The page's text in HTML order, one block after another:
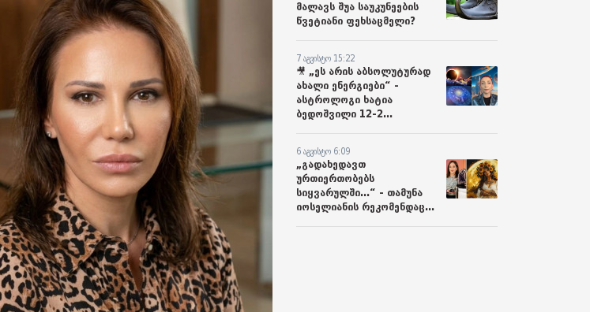
მალავს შუა საუკუნეების
წვეტიანი ფეხსაცმელი?
7 აგვისტო 15:22
🎥 „ეს არის აბსოლუტურად
ახალი ენერგიები“ -
ასტროლოგი ხატია
ბედოშვილი 12-2...
6 აგვისტო 6:09
„გადახედავთ
ურთიერთობებს
სიყვარულში...“ - თამუნა
იოსელიანის რეკომენდაც...